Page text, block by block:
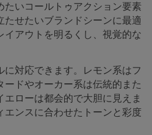
たいコールトゥアクション要素
せたいブランドシーンに最適
イアウトを明るくし、視覚的な
に対応できます。レモン系はフ
ードやオーカー系は伝統的また
ローは都会的で大胆に見えま
ンスに合わせたトーンと彩度